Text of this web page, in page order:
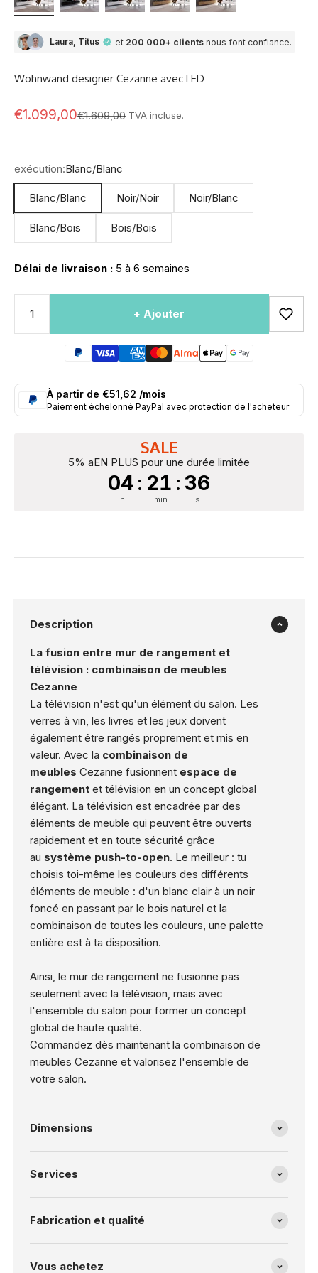
Laura, Titus et 200 000+ clients nous font confiance.
Wohnwand designer Cezanne avec LED
Prix de vente
€1.099,00Prix normal
€1.609,00 TVA incluse.
exécution:Blanc/Blanc
Blanc/Blanc Noir/Noir Noir/Blanc
Blanc/Bois Bois/Bois
Délai de livraison : 5 à 6 semaines
+ Ajouter
À partir de €51,62 /mois
Paiement échelonné PayPal avec protection de l'acheteur
SALE
5% aEN PLUS pour une durée limitée
04 : 21 : 36
h min s
Description
La fusion entre mur de rangement et
télévision : combinaison de meubles
Cezanne
La télévision n'est qu'un élément du salon. Les
verres à vin, les livres et les jeux doivent
également être rangés proprement et mis en
valeur. Avec la combinaison de
meubles Cezanne fusionnent espace de
rangementet télévision en un concept global
élégant. La télévision est encadrée par des
éléments de meuble qui peuvent être ouverts
rapidement et en toute sécurité grâce
au système push-to-open. Le meilleur : tu
choisis toi-même les couleurs des différents
éléments de meuble : d'un blanc clair à un noir
foncé en passant par le bois naturel et la
combinaison de toutes les couleurs, une palette
entière est à ta disposition.
Ainsi, le mur de rangement ne fusionne pas
seulement avec la télévision, mais avec
l'ensemble du salon pour former un concept
global de haute qualité.
Commandez dès maintenant la combinaison de
meubles Cezanne et valorisez l'ensemble de
votre salon.
Dimensions
Services
Fabrication et qualité
Vous achetez